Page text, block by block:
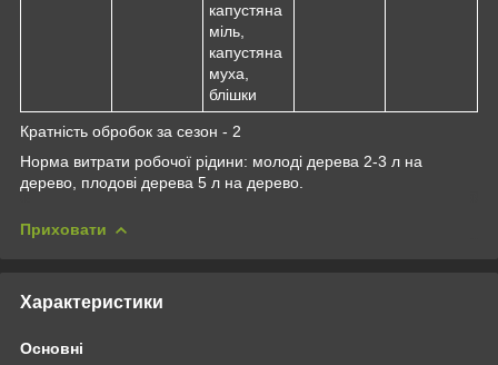
капустяна
міль,
капустяна
муха,
блішки
Кратність обробок за сезон - 2
Норма витрати робочої рідини: молоді дерева 2-3 л на
дерево, плодові дерева 5 л на дерево.
Приховати
Характеристики
Основні